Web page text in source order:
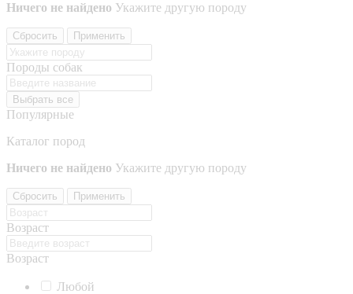
Ничего не найдено Укажите другую породу
Сбросить Применить
Породы собак
Выбрать все
Популярные
Каталог пород
Ничего не найдено Укажите другую породу
Сбросить Применить
Возраст
Возраст
Любой